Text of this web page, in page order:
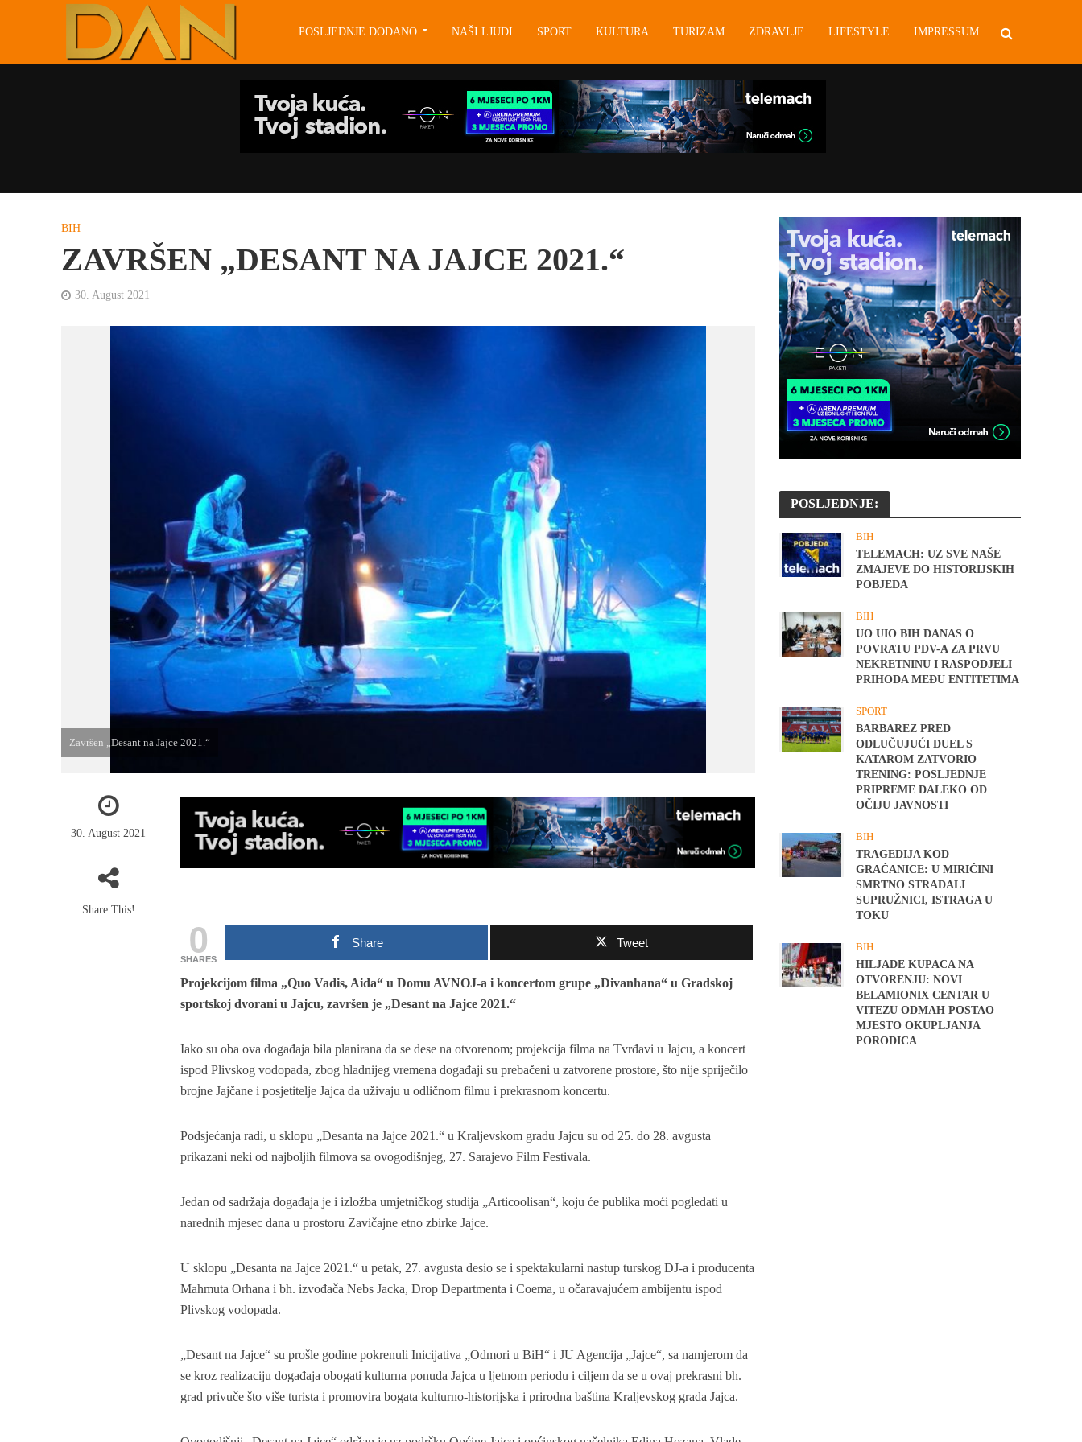
POSLJEDNJE DODANO NAŠI LJUDI SPORT KULTURA TURIZAM ZDRAVLJE LIFESTYLE IMPRESSUM
BIH
ZAVRŠEN „DESANT NA JAJCE 2021.“
30. August 2021
Završen „Desant na Jajce 2021.“
30. August 2021
Share This!
0
SHARES
Share Tweet
Projekcijom filma „Quo Vadis, Aida“ u Domu AVNOJ-a i koncertom grupe „Divanhana“ u Gradskoj
sportskoj dvorani u Jajcu, završen je „Desant na Jajce 2021.“
Iako su oba ova događaja bila planirana da se dese na otvorenom; projekcija filma na Tvrđavi u Jajcu, a koncert
ispod Plivskog vodopada, zbog hladnijeg vremena događaji su prebačeni u zatvorene prostore, što nije spriječilo
brojne Jajčane i posjetitelje Jajca da uživaju u odličnom filmu i prekrasnom koncertu.
Podsjećanja radi, u sklopu „Desanta na Jajce 2021.“ u Kraljevskom gradu Jajcu su od 25. do 28. avgusta
prikazani neki od najboljih filmova sa ovogodišnjeg, 27. Sarajevo Film Festivala.
Jedan od sadržaja događaja je i izložba umjetničkog studija „Articoolisan“, koju će publika moći pogledati u
narednih mjesec dana u prostoru Zavičajne etno zbirke Jajce.
U sklopu „Desanta na Jajce 2021.“ u petak, 27. avgusta desio se i spektakularni nastup turskog DJ-a i producenta
Mahmuta Orhana i bh. izvođača Nebs Jacka, Drop Departmenta i Coema, u očaravajućem ambijentu ispod
Plivskog vodopada.
„Desant na Jajce“ su prošle godine pokrenuli Inicijativa „Odmori u BiH“ i JU Agencija „Jajce“, sa namjerom da
se kroz realizaciju događaja obogati kulturna ponuda Jajca u ljetnom periodu i ciljem da se u ovaj prekrasni bh.
grad privuče što više turista i promovira bogata kulturno-historijska i prirodna baština Kraljevskog grada Jajca.
POSLJEDNJE:
BIH
TELEMACH: UZ SVE NAŠE
ZMAJEVE DO HISTORIJSKIH
POBJEDA
BIH
UO UIO BIH DANAS O
POVRATU PDV-A ZA PRVU
NEKRETNINU I RASPODJELI
PRIHODA MEĐU ENTITETIMA
SPORT
BARBAREZ PRED
ODLUČUJUĆI DUEL S
KATAROM ZATVORIO
TRENING: POSLJEDNJE
PRIPREME DALEKO OD
OČIJU JAVNOSTI
BIH
TRAGEDIJA KOD
GRAČANICE: U MIRIČINI
SMRTNO STRADALI
SUPRUŽNICI, ISTRAGA U
TOKU
BIH
HILJADE KUPACA NA
OTVORENJU: NOVI
BELAMIONIX CENTAR U
VITEZU ODMAH POSTAO
MJESTO OKUPLJANJA
PORODICA